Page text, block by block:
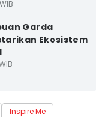
Garda
Ekosistem
Inspire Me